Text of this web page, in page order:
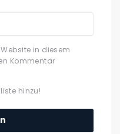
in diesem
Kommentar
hinzu!